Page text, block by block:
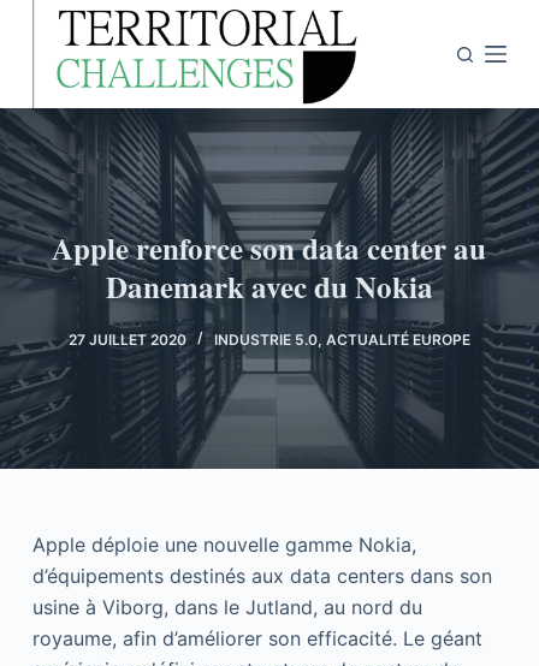
s
e
r
a
u
c
n
t
e
n
u
Apple renforce son data center au
Danemark avec du Nokia
27 JUILLET 2020 INDUSTRIE 5.0, ACTUALITÉ EUROPE
Apple déploie une nouvelle gamme Nokia,
d’équipements destinés aux data centers dans son
usine à Viborg, dans le Jutland, au nord du
royaume, afin d’améliorer son efficacité. Le géant